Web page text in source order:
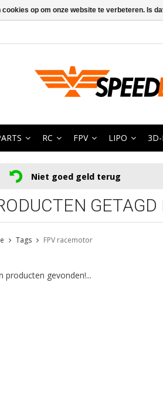
RC FPV LIPO
Niet goed geld terug
Tags FPV racemotor
producten gevonden!...
cookies op om onze website te verbeteren. Is